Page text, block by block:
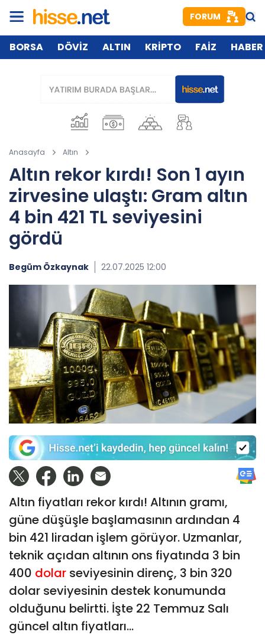
FORUM
BORSA DÖVİZ ALTIN KRİPTO FAİZ HABER
Anasayfa Altın
Altın rekor kırdı! Son 1 ayın
zirvesine ulaştı: Gram altın
4 bin 421 TL seviyesini
gördü
Begüm Özkaynak 22.07.2025 12:00
Altın fiyatları rekor kırdı! Altının gramı,
güne düşüşle başlamasının ardından 4
bin 421 liradan işlem görüyor. Uzmanlar,
teknik açıdan altının ons fiyatında 3 bin
400 dolar seviyesinin direnç, 3 bin 320
dolar seviyesinin destek konumunda
olduğunu belirtti. İşte 22 Temmuz Salı
güncel altın fiyatları...